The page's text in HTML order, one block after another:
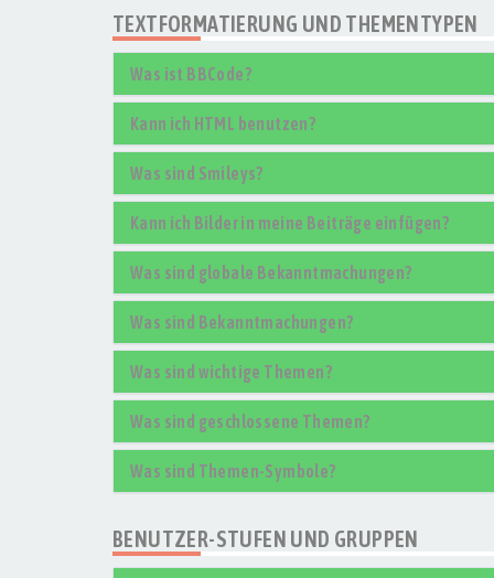
TEXTFORMATIERUNG UND THEMENTYPEN
Was ist BBCode?
Kann ich HTML benutzen?
Was sind Smileys?
Kann ich Bilder in meine Beiträge einfügen?
Was sind globale Bekanntmachungen?
Was sind Bekanntmachungen?
Was sind wichtige Themen?
Was sind geschlossene Themen?
Was sind Themen-Symbole?
BENUTZER-STUFEN UND GRUPPEN